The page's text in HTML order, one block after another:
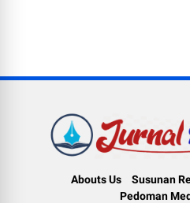
Abouts Us Susunan
Pedoman